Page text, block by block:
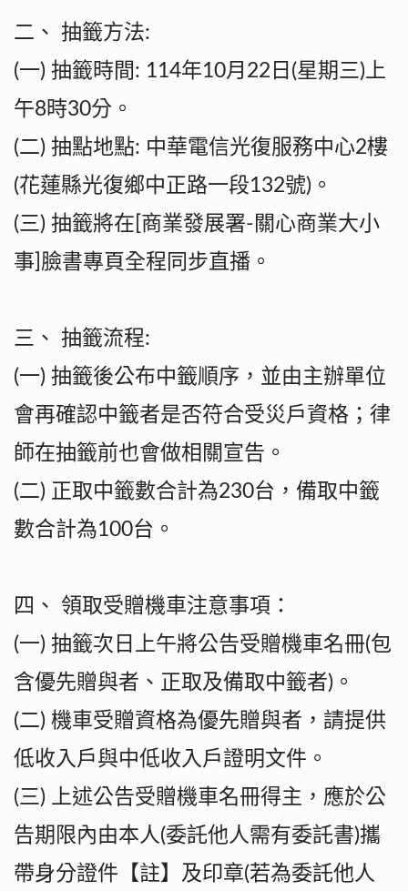
二、 抽籤方法:
(一) 抽籤時間: 114年10月22日(星期三)上
午8時30分。
(二) 抽點地點: 中華電信光復服務中心2樓
(花蓮縣光復鄉中正路一段132號)。
(三) 抽籤將在[商業發展署-關心商業大小
事]臉書專頁全程同步直播。
三、 抽籤流程:
(一) 抽籤後公布中籤順序，並由主辦單位
會再確認中籤者是否符合受災戶資格；律
師在抽籤前也會做相關宣告。
(二) 正取中籤數合計為230台，備取中籤
數合計為100台。
四、 領取受贈機車注意事項：
(一) 抽籤次日上午將公告受贈機車名冊(包
含優先贈與者、正取及備取中籤者)。
(二) 機車受贈資格為優先贈與者，請提供
低收入戶與中低收入戶證明文件。
(三) 上述公告受贈機車名冊得主，應於公
告期限內由本人(委託他人需有委託書)攜
帶身分證件【註】及印章(若為委託他人